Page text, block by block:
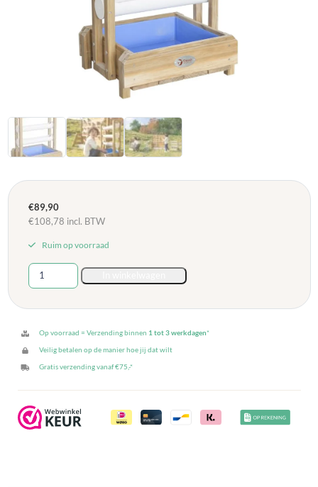
€89,90
€108,78 incl. BTW
Ruim op voorraad
Houten
waterspel
aantal
Op voorraad = Verzending binnen 1 tot 3 werkdagen*
Veilig betalen op de manier hoe jij dat wilt
Gratis verzending vanaf €75,-*